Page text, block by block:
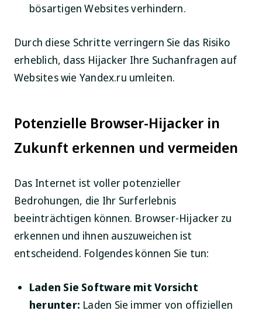
bösartigen Websites verhindern.
Durch diese Schritte verringern Sie das Risiko
erheblich, dass Hijacker Ihre Suchanfragen auf
Websites wie Yandex.ru umleiten.
Potenzielle Browser-Hijacker in
Zukunft erkennen und vermeiden
Das Internet ist voller potenzieller
Bedrohungen, die Ihr Surferlebnis
beeinträchtigen können. Browser-Hijacker zu
erkennen und ihnen auszuweichen ist
entscheidend. Folgendes können Sie tun:
Laden Sie Software mit Vorsicht
herunter: Laden Sie immer von offiziellen